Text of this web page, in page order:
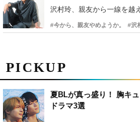
PICKUP
夏BLが真っ盛り！ 胸キ
ドラマ3選
沢村玲、親友から一線を越
#今から、親友やめようか。 #沢